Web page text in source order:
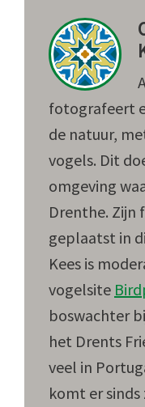
fotografeert
de natuur,
vogels. Dit
omgeving
Drenthe. Zijn
geplaatst in
Kees is
vogelsite
boswachter
het Drents
veel in
komt er